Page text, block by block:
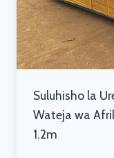
Suluhisho la
Wateja wa
1.2m